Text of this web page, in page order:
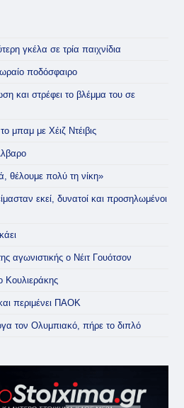
γκέλα σε τρία παιχνίδια
ποδόσφαιρο
και στρέφει το βλέμμα του σε
μπαμ με Χέιζ Ντέιβις
θέλουμε πολύ τη νίκη»
εκεί, δυνατοί και προσηλωμένοι
αγωνιστικής ο Νέιτ Γουότσον
Κουλιεράκης
περιμένει ΠΑΟΚ
τον Ολυμπιακό, πήρε το διπλό